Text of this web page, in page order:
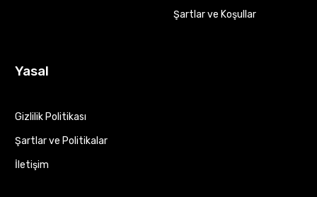
Şartlar ve Koşullar
Yasal
Gizlilik Politikası
Şartlar ve Politikalar
İletişim